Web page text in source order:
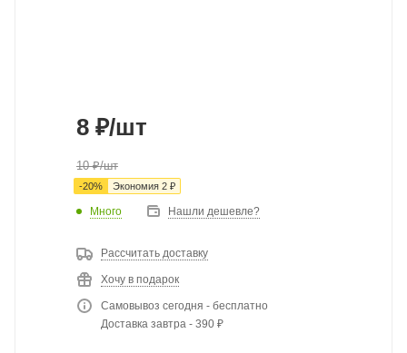
8 ₽/шт
10₽/шт
-20% Экономия 2 ₽
Много Нашли дешевле?
Рассчитать доставку
Хочу в подарок
Самовывоз сегодня - бесплатно
Доставка завтра - 390 ₽